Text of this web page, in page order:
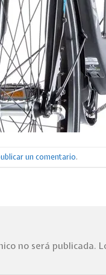
un comentario.
no será publicada.